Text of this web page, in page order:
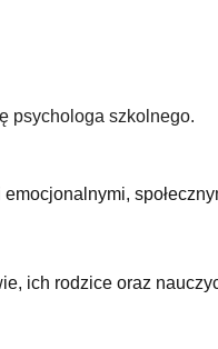
psychologa szkolnego.
ich rodzice oraz